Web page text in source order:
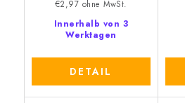
Innerhalb von 3
Werktagen
€2,97 ohne MwSt.
DETAIL